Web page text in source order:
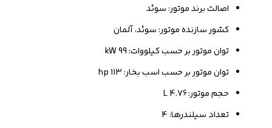
اصالت برند موتور: سوئد
کشور سازنده موتور: سوئد، آلمان
توان موتور بر حسب کیلووات: 99 kW
توان موتور بر حسب اسب بخار: 113 hp
حجم موتور: 4.76 L
تعداد سیلندرها: 4